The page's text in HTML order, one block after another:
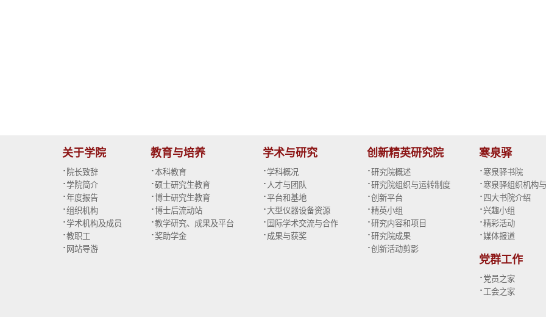
关于学院
· 院长致辞
·学院简介
·年度报告
·组织机构
·学术机构及成员
·教职工
· 网站导游
教育与培养
·本科教育
·硕士研究生教育
·博士研究生教育
·博士后流动站
·教学研究、成果及平台
·奖助学金
学术与研究
·学科概况
· 人才与团队
·平台和基地
·大型仪器设备资源
· 国际学术交流与合作
· 成果与获奖
创新精英研究院
·研究院概述
·研究院组织与运转制度
·创新平台
·精英小组
·研究内容和项目
·研究院成果
·创新活动剪影
寒泉驿
· 寒泉驿书院
· 寒泉驿组织机构
· 四大书院介绍
·兴趣小组
·精彩活动
·媒体报道
党群工作
· 党员之家
· 工会之家